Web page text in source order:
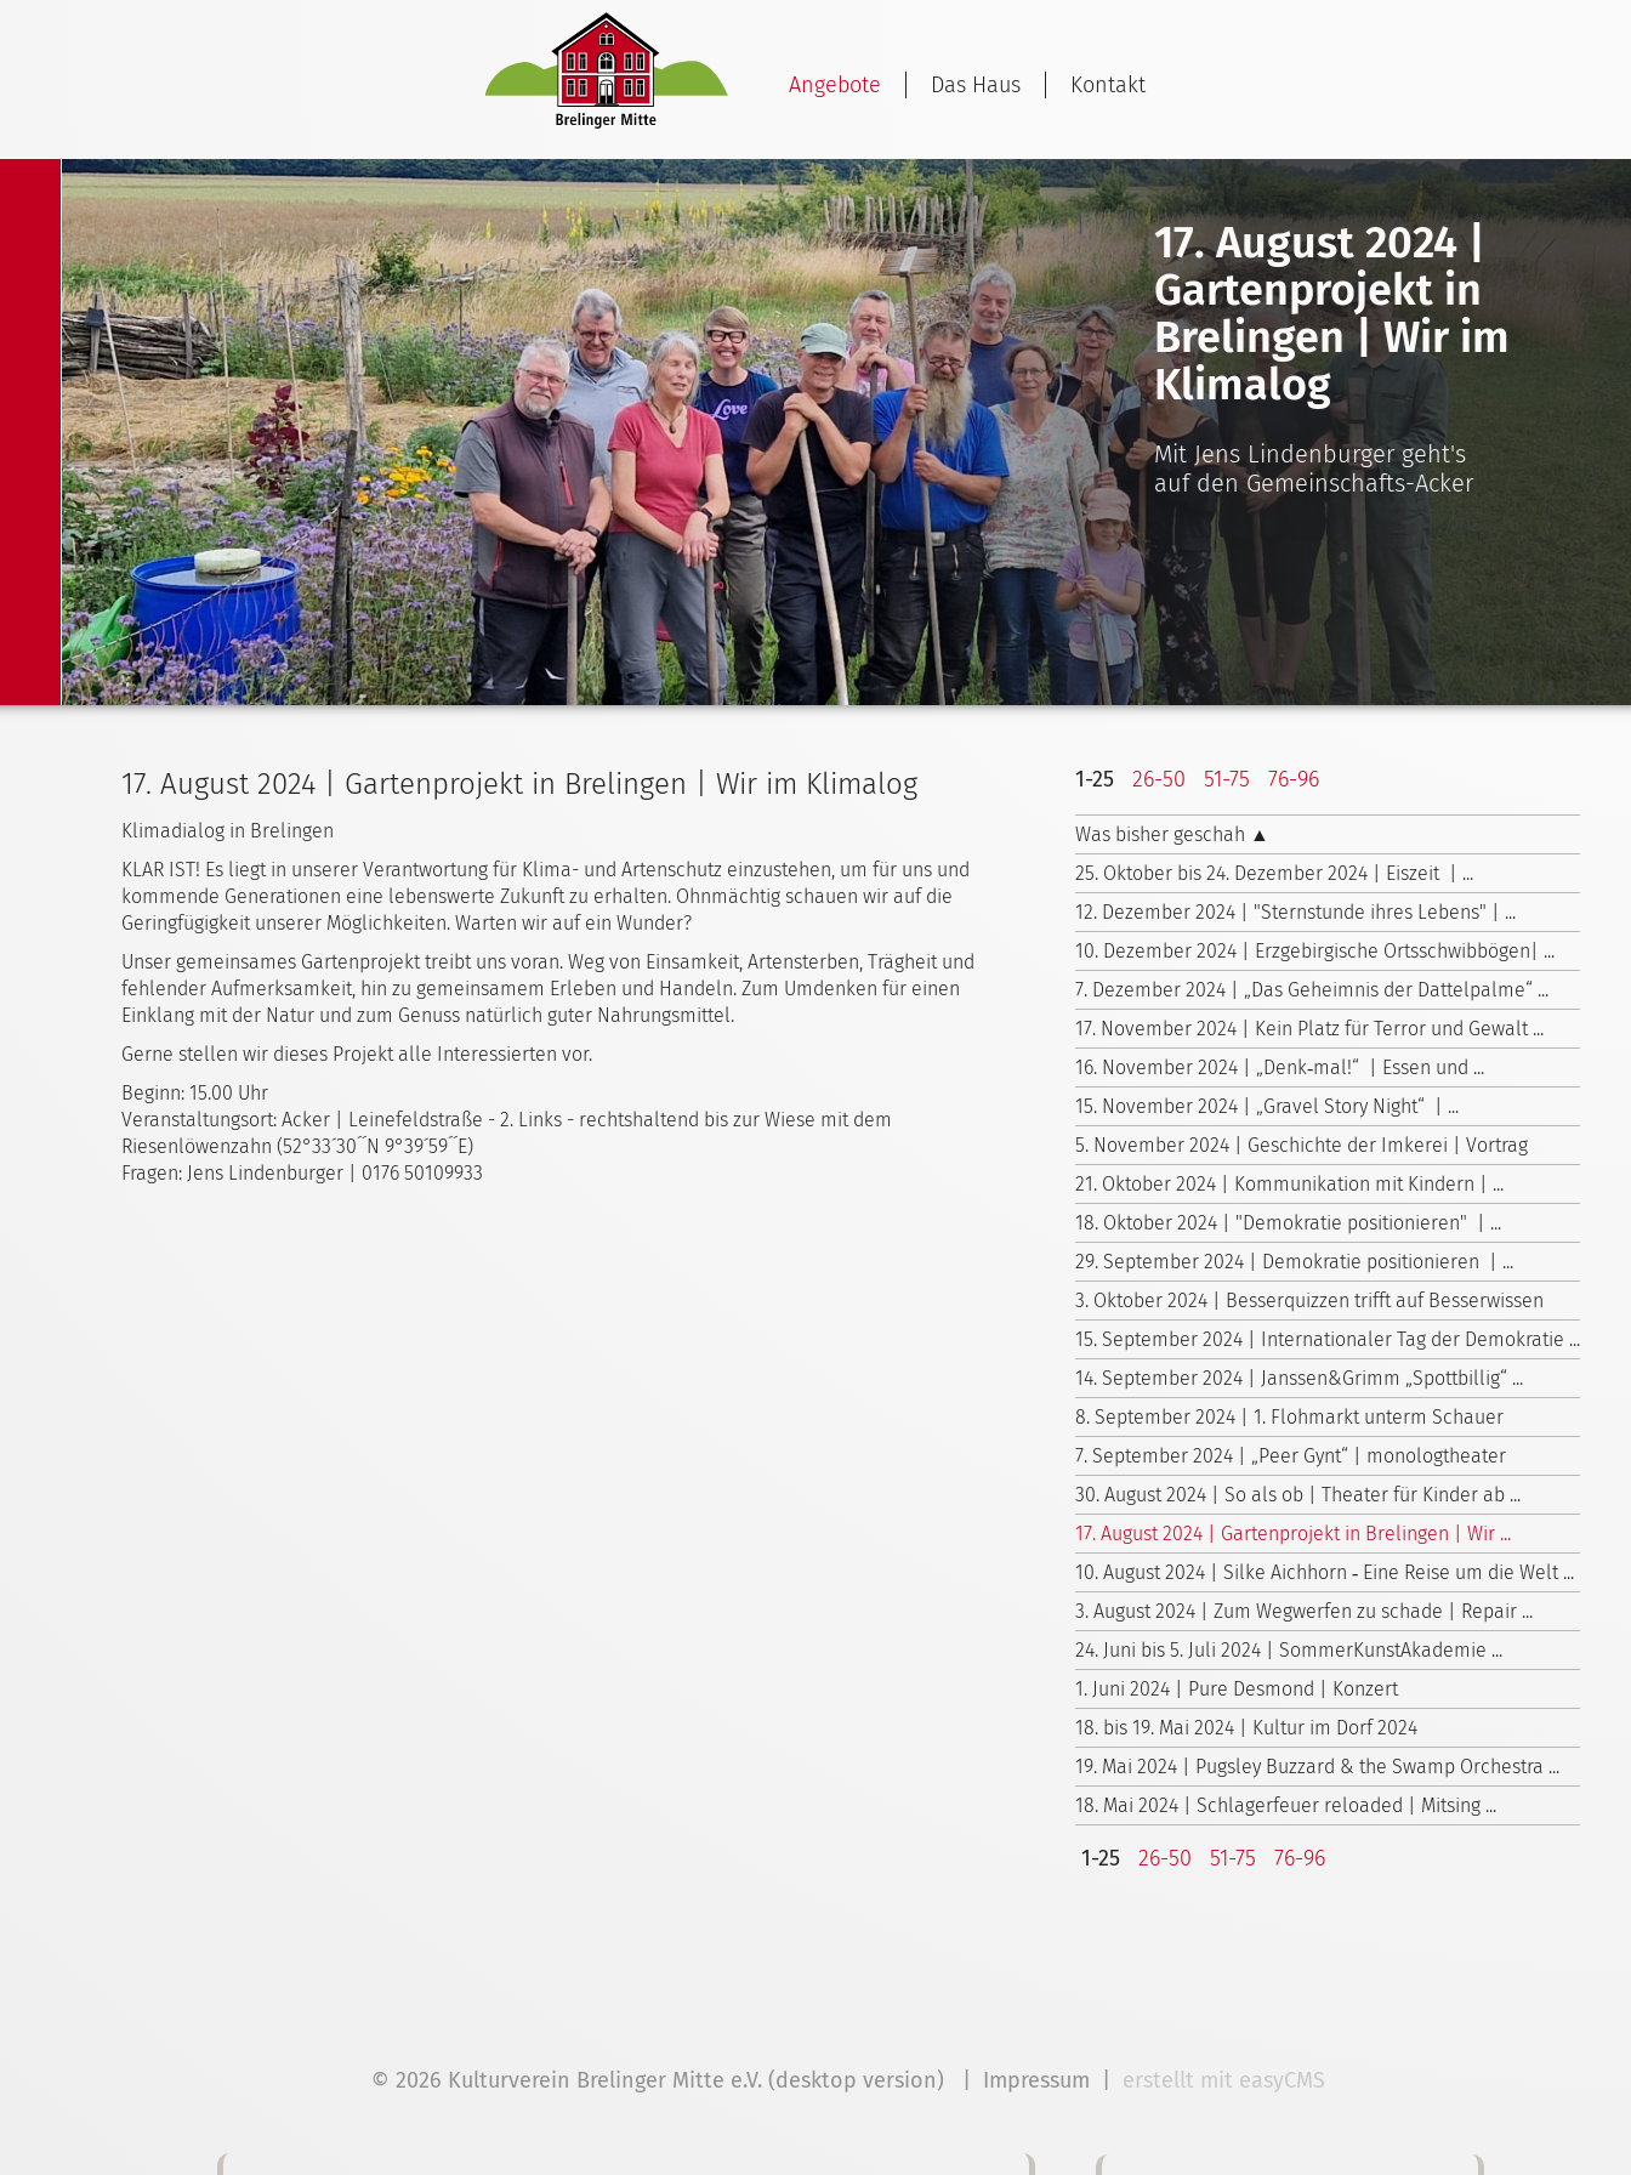
Angebote Das Haus Kontakt
17. August 2024 |
Gartenprojekt in
Brelingen | Wir im
Klimalog
Mit Jens Lindenburger geht's
auf den Gemeinschafts-Acker
1-25 26-50 51-75 76-96
Was bisher geschah ▲
25. Oktober bis 24. Dezember 2024 | Eiszeit | ...
12. Dezember 2024 | "Sternstunde ihres Lebens" | ...
10. Dezember 2024 | Erzgebirgische Ortsschwibbögen| ...
7. Dezember 2024 | „Das Geheimnis der Dattelpalme“ ...
17. November 2024 | Kein Platz für Terror und Gewalt ...
16. November 2024 | „Denk‑mal!“ | Essen und ...
15. November 2024 | „Gravel Story Night“ | ...
5. November 2024 | Geschichte der Imkerei | Vortrag
21. Oktober 2024 | Kommunikation mit Kindern | ...
18. Oktober 2024 | "Demokratie positionieren" | ...
29. September 2024 | Demokratie positionieren | ...
3. Oktober 2024 | Besserquizzen trifft auf Besserwissen
15. September 2024 | Internationaler Tag der Demokratie ...
14. September 2024 | Janssen&Grimm „Spottbillig“ ...
8. September 2024 | 1. Flohmarkt unterm Schauer
7. September 2024 | „Peer Gynt“ | monologtheater
30. August 2024 | So als ob | Theater für Kinder ab ...
17. August 2024 | Gartenprojekt in Brelingen | Wir ...
10. August 2024 | Silke Aichhorn ‑ Eine Reise um die Welt ...
3. August 2024 | Zum Wegwerfen zu schade | Repair ...
24. Juni bis 5. Juli 2024 | Sommer­Kunst­Akademie ...
1. Juni 2024 | Pure Desmond | Konzert
18. bis 19. Mai 2024 | Kultur im Dorf 2024
19. Mai 2024 | Pugsley Buzzard & the Swamp Orchestra ...
18. Mai 2024 | Schlagerfeuer reloaded | Mitsing ...
1-25 26-50 51-75 76-96
17. August 2024 | Gartenprojekt in Brelingen | Wir im Klimalog
Klimadialog in Brelingen
KLAR IST! Es liegt in unserer Verantwortung für Klima- und Artenschutz einzustehen, um für uns und
kommende Generationen eine lebenswerte Zukunft zu erhalten. Ohnmächtig schauen wir auf die
Geringfügigkeit unserer Möglichkeiten. Warten wir auf ein Wunder?
Unser gemeinsames Gartenprojekt treibt uns voran. Weg von Einsamkeit, Artensterben, Trägheit und
fehlender Aufmerksamkeit, hin zu gemeinsamem Erleben und Handeln. Zum Umdenken für einen
Einklang mit der Natur und zum Genuss natürlich guter Nahrungsmittel.
Gerne stellen wir dieses Projekt alle Interessierten vor.
Beginn: 15.00 Uhr
Veranstaltungsort: Acker | Leinefeldstraße - 2. Links - rechtshaltend bis zur Wiese mit dem
Riesenlöwenzahn (52°33´30´´N 9°39´59´´E)
Fragen: Jens Lindenburger | 0176 50109933
© 2026 Kulturverein Brelinger Mitte e.V. (desktop version) | Impressum erstellt mit easyCMS